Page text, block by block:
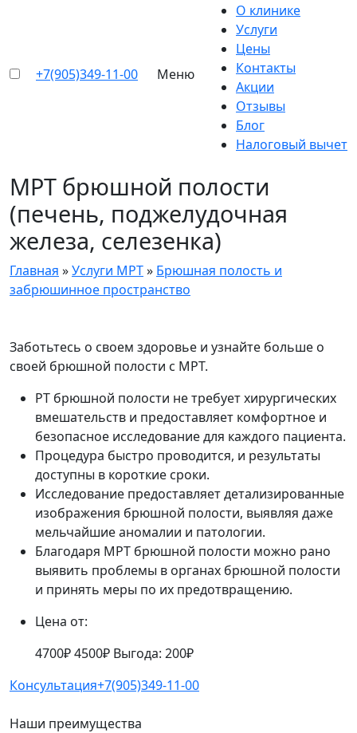
+7(905)349-11-00 Меню
О клинике
Услуги
Цены
Контакты
Акции
Отзывы
Блог
Налоговый вычет
МРТ брюшной полости
(печень, поджелудочная
железа, селезенка)
Главная »Услуги МРТ» Брюшная полость и
забрюшинное пространство
Заботьтесь о своем здоровье и узнайте больше о
своей брюшной полости с МРТ.
РТ брюшной полости не требует хирургических
вмешательств и предоставляет комфортное и
безопасное исследование для каждого пациента.
Процедура быстро проводится, и результаты
доступны в короткие сроки.
Исследование предоставляет детализированные
изображения брюшной полости, выявляя даже
мельчайшие аномалии и патологии.
Благодаря МРТ брюшной полости можно рано
выявить проблемы в органах брюшной полости
и принять меры по их предотвращению.
Цена от:
4700₽4500₽ Выгода: 200₽
Консультация+7(905)349-11-00
Наши преимущества